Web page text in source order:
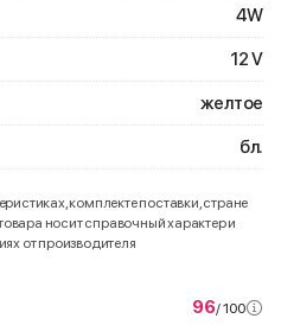
4W
12 V
желтое
бл.
комплекте поставки, стране
носит справочный характер и
от производителя
96/ 100